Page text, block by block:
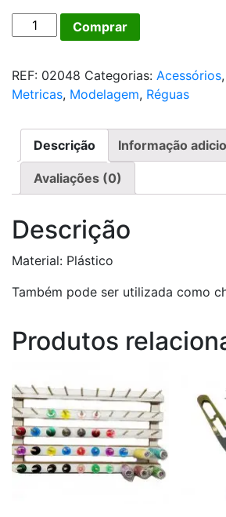
Métrica
quantidade
Comprar
REF: 02048 Categorias: Acessórios,
Metricas, Modelagem, Réguas
Descrição Informação
Avaliações (0)
Descrição
Material: Plástico
Também pode ser utilizada como
Produtos